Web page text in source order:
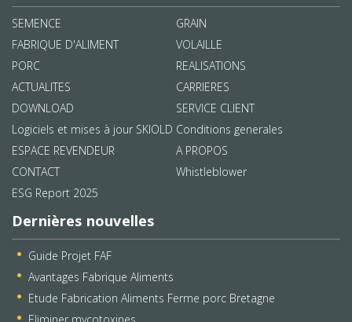
SEMENCE
GRAIN
FABRIQUE D'ALIMENT
VOLAILLE
PORC
REALISATIONS
ACTUALITES
CARRIERES
DOWNLOAD
SERVICE CLIENT
Logiciels et mises à jour SKIOLD Conditions generales
ESPACE REVENDEUR
A PROPOS
CONTACT
Whistleblower
ESG Report 2025
Dernières nouvelles
Guide Projet FAF
Avantages Fabrique Aliments
Etude Fabrication Aliments Ferme porc Bretagne
Eliminer mycotoxines